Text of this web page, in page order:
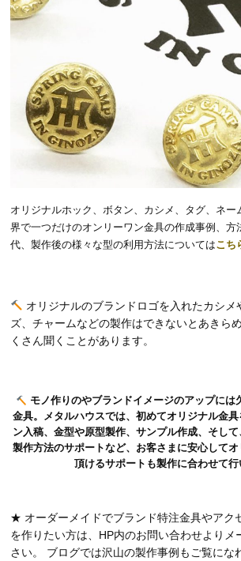
オリジナルホック、ボタン、カシメ、タグ、ネー
界で一つだけのオンリーワン金具の作成事例、方
代、製作後の様々な型の利用方法についてはこち
オリジナルのブランドロゴを入れたカシメ
ズ、チャームなどの製作はできないとあきら
くさん聞くことがあります。
モノ作りのやブランドイメージのアップには
金具。メタルハウスでは、初めてオリジナル金
ン入稿、金型や原型製作、サンプル作成、そし
製作方法のサポートなど、お客さまに安心して
頂けるサポートも製作に合わせて行
★ オーダーメイドでブランド特注金具やアク
を作りたい方は、HP内のお問い合わせよりメ
さい。 ブログでは沢山の製作事例もご覧に